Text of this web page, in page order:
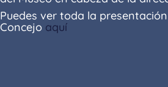
Puedes ver toda la
Concejo aquí